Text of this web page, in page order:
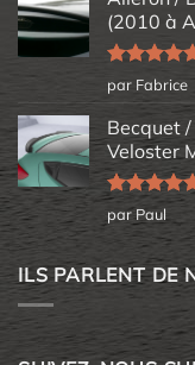
(2010 à
Note5sur
5
par Fabrice
Becquet
Veloster
Note5sur
5
par Paul
ILS PARLENT DE